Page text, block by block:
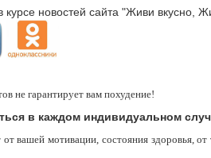
новостей сайта "Живи вкусно,
не гарантирует вам похудение!
в каждом индивидуальном
вашей мотивации, состояния здоровья,